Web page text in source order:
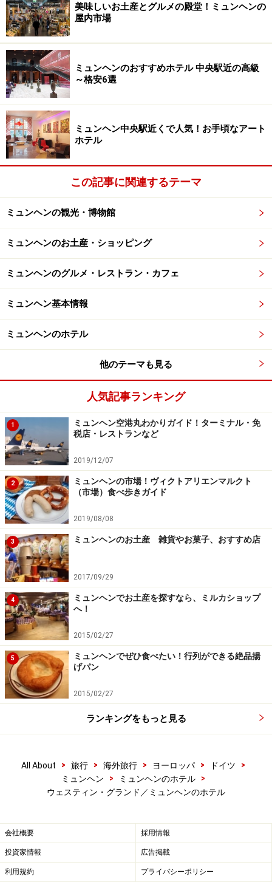
プールと3種類のサウナがある広々としたスパエリア。
(C)Westin Grand Munich
このホテルの一番のウリともいえるのが、スパ施設「ア
ナベラ・スパ」。1500平方メートルというスペースに、
広々としたプール、フィンランド風やトルコ風ハマムな
ど3種類のサウナが揃う充実ぶり。各種マッサージやト
リートメントも用意され、観光やビジネスで疲れた体を
癒してくれます。
豊富なワークアウト機器が揃う本格的なフィットネスジ
ムは、なんと24時間オープン。毎日トレーニングを欠か
さない、という人もいつもの自分のペースで過ごせま
郷土料理からアジアンフュージョンまで、
充実のレストラン
(C)Westin Grand Munich
飲食施設が充実しているのも嬉しいポイント。美味しい
テルが揃うバー、パンパシフィック料理をモダンにアレ
ンジした料理がいただけるレストラン「ZEN」、バイエ
ルン風の店内で郷土料理や地ビールで盛り上がれるレス
トラン＆ビアガーデン「Paulaner Wirtshaus」など、お好
みに合わせて選べます。
朝食は広々として開放的な雰囲気の「ZEN」で。ウェス
ティンが「スーパーフード」と呼ぶヘルシーで高レベル
な料理がずらりと並びます。種類豊富なパン、ハム、チ
ーズといったドイツ風朝食にくわえて、ご飯ものや春巻
きなどのアジア風料理、旬の果物で作ったフレッシュジ
ュース(苺ジュースが最高！)や野菜メニューなども充
実。まさに「スーパーな」朝食です。
＜DATA＞
■The Westin Grand Munich
住所：Arabellastr. 6
客室料：一室129ユーロ～
分。終点のアラベラパーク駅で下車して徒歩3分
※記事内容は執筆時点のものです。最新の内容をご確認くださ
ホームページ」を確認するなど、安全確保に十分注意を払ってく
ださい。
美味しいお土産とグルメの殿堂！ミュンヘンの
屋内市場
ミュンヘンのおすすめホテル 中央駅近の高級
～格安6選
ミュンヘン中央駅近くで人気！お手頃なアート
ホテル
この記事に関連するテーマ
ミュンヘンの観光・博物館
ミュンヘンのお土産・ショッピング
ミュンヘンのグルメ・レストラン・カフェ
ミュンヘン基本情報
ミュンヘンのホテル
他のテーマも見る
人気記事ランキング
1
ミュンヘン空港丸わかりガイド！ターミナル・免
税店・レストランなど
2019/12/07
2
ミュンヘンの市場！ヴィクトアリエンマルクト
（市場）食べ歩きガイド
2019/08/08
3 ミュンヘンのお土産 雑貨やお菓子、おすすめ店
2017/09/29
4
ミュンヘンでお土産を探すなら、ミルカショップ
へ！
2015/02/27
5
ミュンヘンでぜひ食べたい！行列ができる絶品揚
げパン
2015/02/27
ランキングをもっと見る
All About > 旅行 > 海外旅行 > ヨーロッパ > ドイツ
>
ミュンヘン
> ミュンヘンのホテル
>
ウェスティン・グランド／ミュンヘンのホテル
会社概要 採用情報
投資家情報 広告掲載
利用規約 プライバシーポリシー